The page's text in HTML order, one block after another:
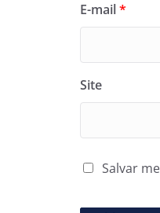
E-mail*
Site
Salvar